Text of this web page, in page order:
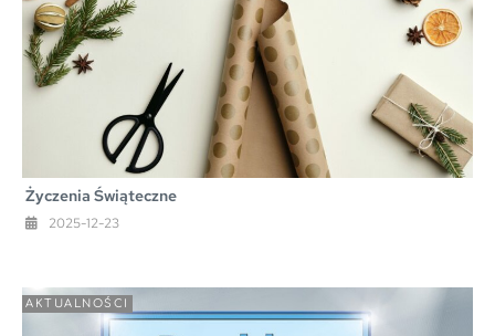
Życzenia Świąteczne
2025-12-23
AKTUALNOŚCI